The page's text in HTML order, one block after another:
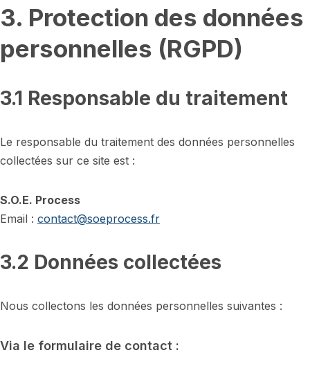
3. Protection des données
personnelles (RGPD)
3.1 Responsable du traitement
Le responsable du traitement des données personnelles
collectées sur ce site est :
S.O.E. Process
Email : contact@soeprocess.fr
3.2 Données collectées
Nous collectons les données personnelles suivantes :
Via le formulaire de contact :